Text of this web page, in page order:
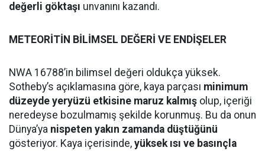
değerli göktaşı unvanını kazandı.
METEORİTİN BİLİMSEL DEĞERİ VE ENDİŞELER
NWA 16788’in bilimsel değeri oldukça yüksek.
Sotheby’s açıklamasına göre, kaya parçası minimum
düzeyde yeryüzü etkisine maruz kalmış olup, içeriği
neredeyse bozulmamış şekilde korunmuş. Bu da onun
Dünya’ya nispeten yakın zamanda düştüğünü
gösteriyor. Kaya içerisinde, yüksek ısı ve basınçla